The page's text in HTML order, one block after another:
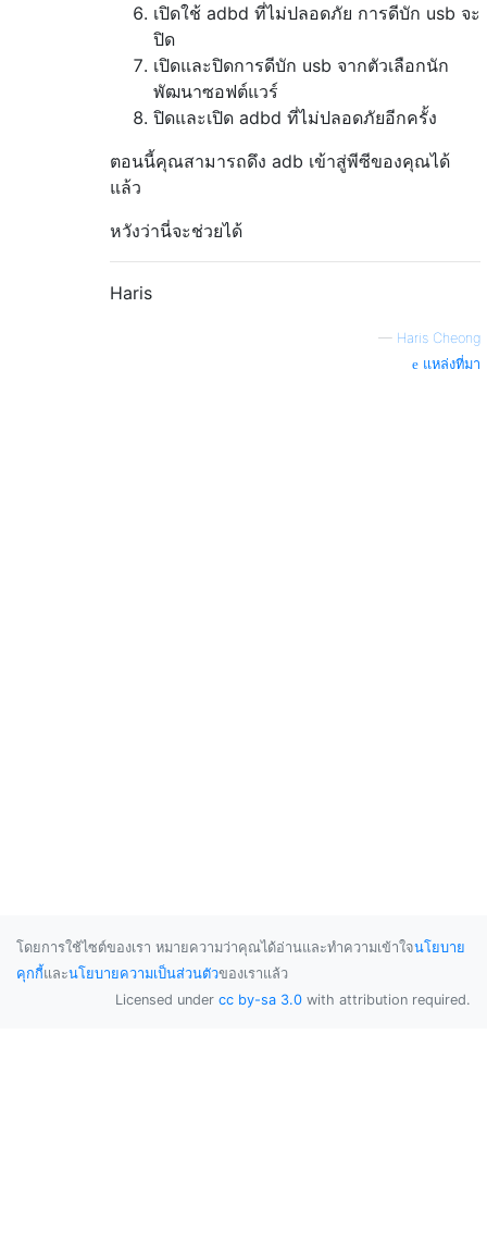
เปิดใช้ adbd ที่ไม่ปลอดภัย การดีบัก usb จะ
ปิด
เปิดและปิดการดีบัก usb จากตัวเลือกนัก
พัฒนาซอฟต์แวร์
ปิดและเปิด adbd ที่ไม่ปลอดภัยอีกครั้ง
ตอนนี้คุณสามารถดึง adb เข้าสู่พีซีของคุณได้
แล้ว
หวังว่านี่จะช่วยได้
Haris
— Haris Cheong
แหล่งที่มา
โดยการใช้ไซต์ของเรา หมายความว่าคุณได้อ่านและทำความเข้าใจนโยบาย
คุกกี้และนโยบายความเป็นส่วนตัวของเราแล้ว
Licensed under cc by-sa 3.0 with attribution required.